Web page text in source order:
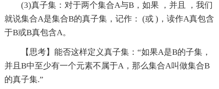
(3)真子集：对于两个集合A与B，如果 ，并且 ，我们
就说集合A是集合B的真子集，记作： (或 )，读作A真包含
于B或B真包含A。
【思考】能否这样定义真子集：“如果A是B的子集，
并且B中至少有一个元素不属于A，那么集合A叫做集合B
的真子集.”